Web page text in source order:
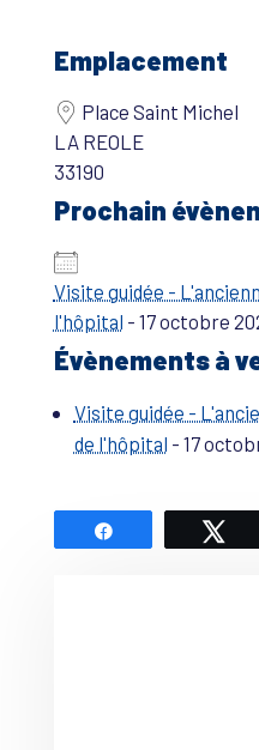
Emplacement
Place Saint Michel
LA REOLE
33190
Prochain
Visite guidée -
l'hôpital - 17 octobre
Évènements à
Visite guidée -
de l'hôpital - 17